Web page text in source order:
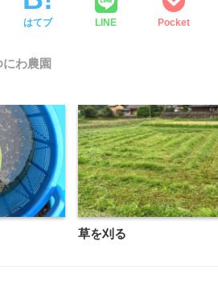
はてブ LINE Pocket
わ農園
草を刈る